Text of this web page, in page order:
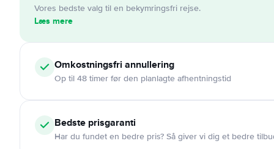
Vores bedste valg til en bekymringsfri rejse.
Læs mere
Omkostningsfri annullering
Op til 48 timer før den planlagte afhentningstid
Bedste prisgaranti
Har du fundet en bedre pris? Så giver vi dig et bedre